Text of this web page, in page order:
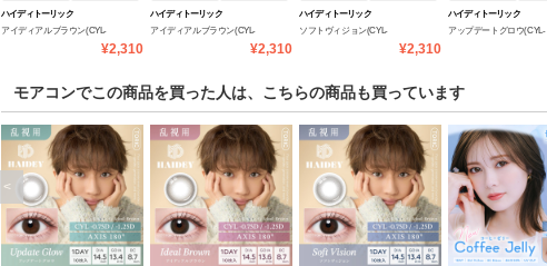
ハイディトーリック
アイディアルブラウン(CYL-
¥2,310
ハイディトーリック
アイディアルブラウン(CYL-
¥2,310
ハイディトーリック
ソフトヴィジョン(CYL-
¥2,310
ハイディトーリック
アップデートグロウ(CYL-
モアコンでこの商品を買った人は、こちらの商品も買っています
<